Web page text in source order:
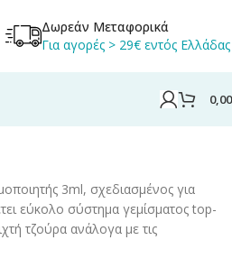
Δωρεάν Μεταφορικά
Για αγορές > 29€ εντός
3ml, σχεδιασμένος για
εύκολο σύστημα γεμίσματος top-
τζούρα ανάλογα με τις